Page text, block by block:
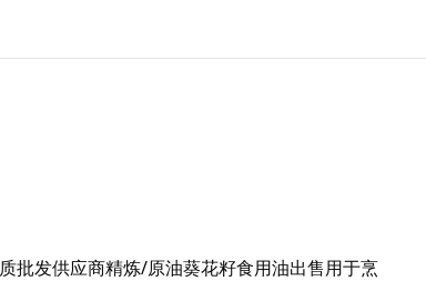
批发供应商精炼/原油葵花籽食用油出售用于烹